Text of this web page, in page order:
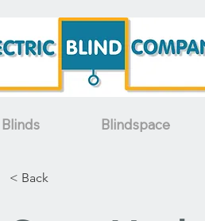
Blinds Blindspace
< Back